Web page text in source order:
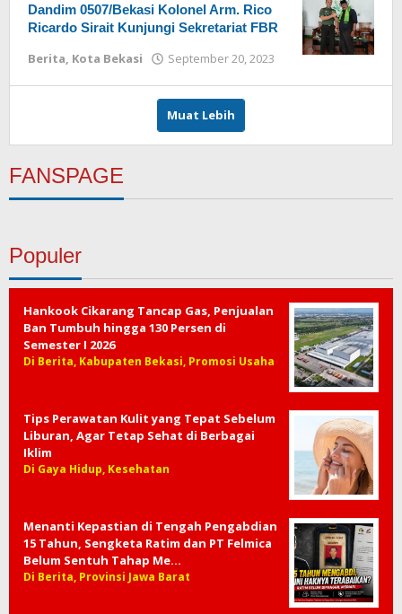
Dandim 0507/Bekasi Kolonel Arm. Rico
Ricardo Sirait Kunjungi Sekretariat FBR
Berita, Kota Bekasi September 20, 2023
oleh
Muat Lebih
FANSPAGE
Populer
Hankook Cikarang Tancap Gas, Penjualan
Ban Tumbuh hingga 130 Persen di
Semester I 2026
Di Berita, Kabupaten Bekasi, Promosi Usaha
Tips Perawatan Kulit yang Tepat Sebelum
Liburan, Agar Tetap Sehat di Berbagai
Iklim
Di Gaya Hidup, Kesehatan
Menanti Kepastian di Tengah Pengabdian
15 Tahun, Sengketa Ratim dan PT Felmica
Belum Sentuh Tahap Me…
Di Berita, Provinsi Jawa Barat